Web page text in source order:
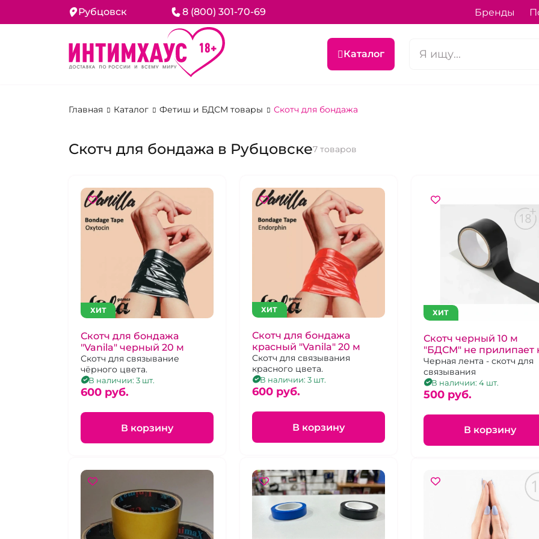
Рубцовск 8 (800) 301-70-69 Бренды
Каталог
Главная Каталог Фетиш и БДСМ товары Скотч для бондажа
Скотч для бондажа в Рубцовске7 товаров
ХИТ
Скотч для бондажа
"Vanila" черный 20 м
Скотч для связывание
чёрного цвета.
В наличии: 3 шт.
600 pуб.
В корзину
ХИТ
Скотч для бондажа
красный "Vanila" 20 м
Скотч для связывания
красного цвета.
В наличии: 3 шт.
600 pуб.
В корзину
ХИТ
Скотч черный 10 м
"БДСМ" не прилипает
волоскам
Черная лента - скотч для
связывания
В наличии: 4 шт.
500 pуб.
В корзину